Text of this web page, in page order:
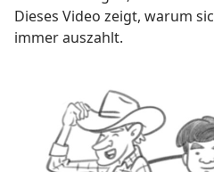
Dieses Video zeigt, warum
immer auszahlt.